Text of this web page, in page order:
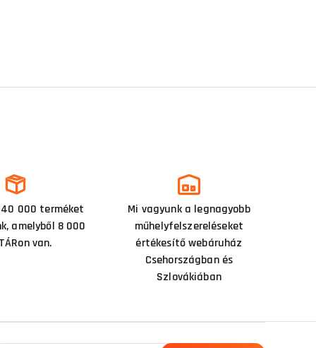
000 terméket
amelyből 8 000
van.
Mi vagyunk a legnagyobb
műhelyfelszereléseket
értékesítő webáruház
Csehországban és
Szlovákiában